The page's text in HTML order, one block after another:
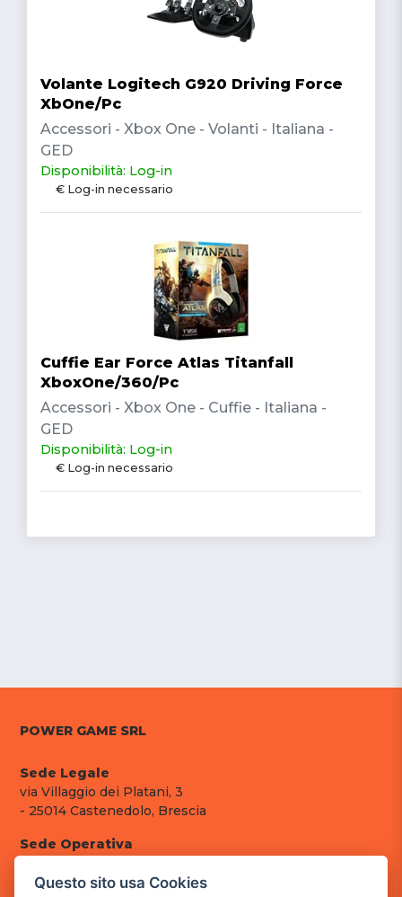
Volante Logitech G920 Driving Force
XbOne/Pc
Accessori - Xbox One - Volanti - Italiana -
GED
Disponibilità: Log-in
€ Log-in necessario
Cuffie Ear Force Atlas Titanfall
XboxOne/360/Pc
Accessori - Xbox One - Cuffie - Italiana -
GED
Disponibilità: Log-in
€ Log-in necessario
POWER GAME SRL
Sede Legale
via Villaggio dei Platani, 3
- 25014 Castenedolo, Brescia
Sede Operativa
Questo sito usa Cookies